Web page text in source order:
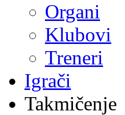
Organi
Klubovi
Treneri
Igrači
Takmičenje